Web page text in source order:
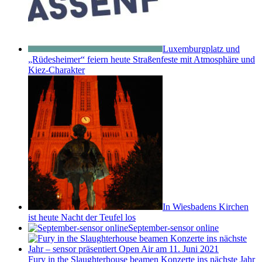
Luxemburgplatz und
„Rüdesheimer“ feiern heute Straßenfeste mit Atmosphäre und
Kiez-Charakter
In Wiesbadens Kirchen
ist heute Nacht der Teufel los
September-sensor online
Fury in the Slaughterhouse beamen Konzerte ins nächste Jahr